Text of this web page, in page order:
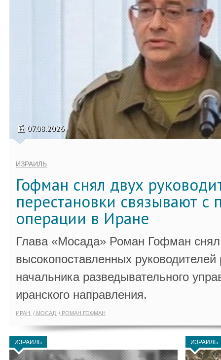
07.08.2026
ИЗРАИЛЬ
Гофман снял двух
перестановки связывают с
операции в Иране
Глава «Мосада» Роман Гофман снял
высокопоставленных
начальника разведывательного
иранского направления.
ИРАН МОСАД РОМАН ГОФМАН
ИЗРАИЛЬ ИЗРАИЛЬ